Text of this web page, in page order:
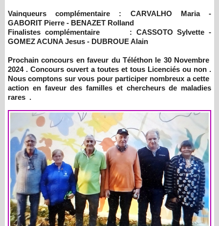
Vainqueurs complémentaire : CARVALHO Maria -
GABORIT Pierre - BENAZET Rolland
Finalistes complémentaire : CASSOTO Sylvette -
GOMEZ ACUNA Jesus - DUBROUE Alain
Prochain concours en faveur du Téléthon le 30 Novembre
2024 . Concours ouvert a toutes et tous Licenciés ou non .
Nous comptons sur vous pour participer nombreux a cette
action en faveur des familles et chercheurs de maladies
rares .